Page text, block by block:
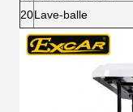
20Lave-balle